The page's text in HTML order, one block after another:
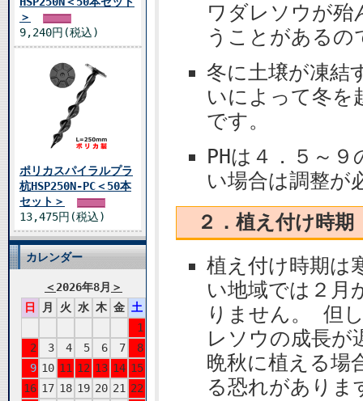
＞
9,240円(税込)
ポリカスパイラルプラ
杭HSP250N-PC＜50本
セット＞
13,475円(税込)
カレンダー
＜ 2026年8月 ＞
日
月 火 水 木 金 土
1
2
3 4 5 6 7
8
9 10 11 12 13 14 15
16 17 18 19 20 21 22
ワダレソウが殆
うことがあるの
冬に土壌が凍結
いによって冬を
です。
PHは４．５～
い場合は調整が
２．植え付け時期
植え付け時期は
い地域では２月
りません。 但
レソウの成長が
晩秋に植える場
る恐れがあり